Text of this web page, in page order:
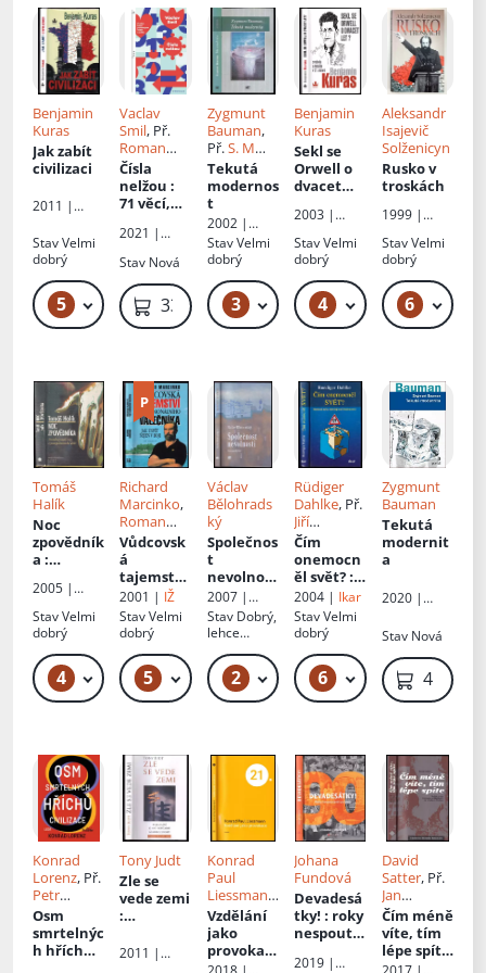
Benjamin
Kuras
Jak zabít
civilizaci
2011 |
StavVelmi
dobrý
5 59 Kč – 69 Kč
Vaclav
Smil, Př.
Roman
Šolc
Čísla
nelžou:
71 věcí,
byste
měli
vědět o
světě
2021 |
Stav Nová
339 Kč
Zygmunt
Bauman,
Př.S. M
Blumfeld
Tekutá
modernos
t
2002 |
Mladá
fronta
StavVelmi
dobrý
3 399 Kč – 449 Kč
Benjamin
Kuras
Sekl se
Orwell o
dvacet
svoboda a
totalita v
21. století
2003 |
StavVelmi
dobrý
4 89 Kč – 119 Kč
Aleksandr
Isajevič
Solženicyn
Rusko v
troskách
1999 |
StavVelmi
dobrý
6
Tomáš
Halík
Noc
zpovědník
a :
malé víry
v
postopti
mistické
době
2005 |
tví Lidové
noviny
StavVelmi
dobrý
4 49 Kč
Richard
Marcinko,
Roman
Marhold
Vůdcovsk
á
tajemství
profesion
álního
válečníka
: jak
uspět
nejen v
boji
2001 | IŽ
StavVelmi
dobrý
5 229 Kč – 269 Kč
Václav
Bělohrads
ký
Společnos
t
nevolnost
i: eseje z
pozdější
doby
2007 |
Sociologick
é
tví
Stav Dobrý,
lehce
rohy desek
2 119 Kč – 129 Kč
Rüdiger
Dahlke, Př.
Jiří
Pondělíček
Čím
onemocn
ěl svět?:
moderní
mýty
ohrožují
naši
budoucno
st
2004 | Ikar
StavVelmi
dobrý
6 79 Kč – 119 Kč
Zygmunt
Bauman
Tekutá
modernit
a
2020 |
Stav Nová
419 Kč
Konrad
Lorenz, Př.
Petr
Příhoda
Osm
smrtelnýc
h hříchů
Tony Judt
Zle se
vede zemi
:
o naší
současné
2011 |
Konrad
Paul
Liessmann
, Př.Milan
Váňa
Vzdělání
jako
provokac
e
Johana
Fundová
Devadesá
tky!: roky
nespouta
svobody
2019 |
David
Satter, Př.
Jan
Petříček
Čím méně
víte, tím
lépe spíte
: ruská